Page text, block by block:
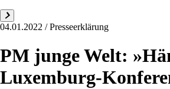
04.01.2022 / Presseerklärung
PM junge Welt:
Luxemburg-